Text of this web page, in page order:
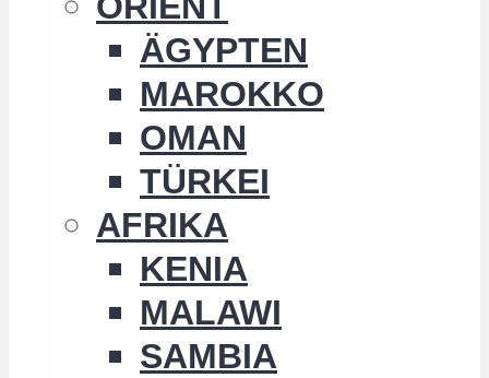
ÄGYPTEN
MAROKKO
OMAN
TÜRKEI
AFRIKA
KENIA
MALAWI
SAMBIA